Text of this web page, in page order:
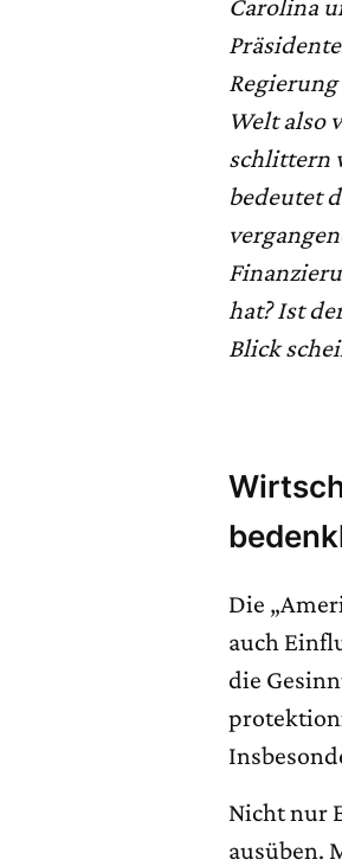
Carolina
Welt also
schlittern
bedeutet
hat? Ist
Blick
Die
auch
die
Nicht nur
ausüben.